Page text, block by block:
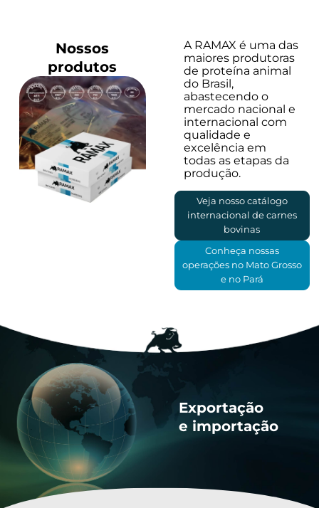
Nossos
produtos
A RAMAX é uma das
maiores produtoras
de proteína animal
do Brasil,
abastecendo o
mercado nacional e
internacional com
qualidade e
excelência em
todas as etapas da
produção.
Veja nosso catálogo
internacional de carnes
bovinas
Conheça nossas
operações no Mato Grosso
e no Pará
Exportação
e importação